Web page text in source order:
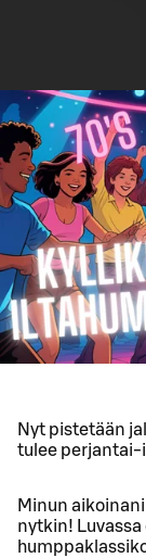
Nyt pistetään
tulee perjantai-
Minun
nytkin!